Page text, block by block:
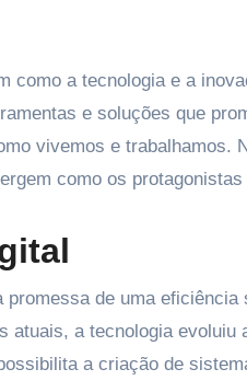
e soluções que
vivemos e trabalhamos.
como os
de uma
atuais, a tecnologia evoluiu
a criação de